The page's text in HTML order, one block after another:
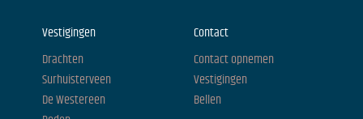
Vestigingen
Drachten
Surhuisterveen
De Westereen
Contact
Contact opnemen
Vestigingen
Bellen